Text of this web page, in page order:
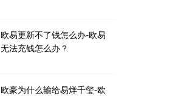
欧易更新不了钱怎么办-欧易
无法充钱怎么办？
欧豪为什么输给易烊千玺-欧